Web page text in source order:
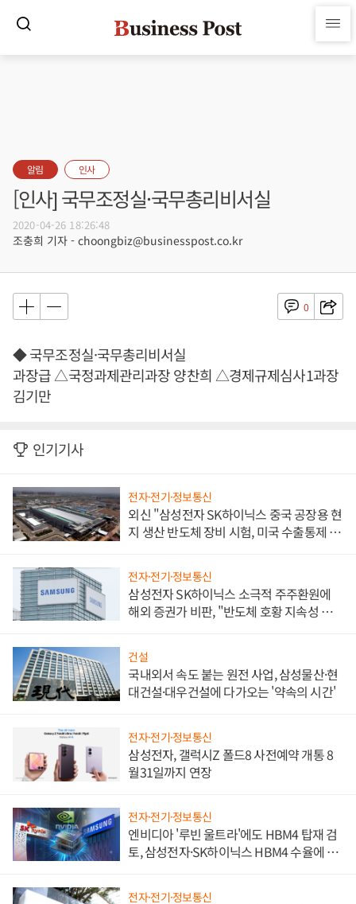
알림 인사
[인사] 국무조정실·국무총리비서실
2020-04-26 18:26:48
조충희 기자 - choongbiz@businesspost.co.kr
0
◆ 국무조정실·국무총리비서실
과장급 △국정과제관리과장 양찬희 △경제규제심사1과장
김기만
인기기사
전자·전기·정보통신
외신 "삼성전자 SK하이닉스 중국 공장용 현
지 생산 반도체 장비 시험, 미국 수출통제 대
전자·전기·정보통신
삼성전자 SK하이닉스 소극적 주주환원에
해외 증권가 비판, "반도체 호황 지속성 의
건설
국내외서 속도 붙는 원전 사업, 삼성물산·현
대건설·대우건설에 다가오는 '약속의 시간'
전자·전기·정보통신
삼성전자, 갤럭시Z 폴드8 사전예약 개통 8
월31일까지 연장
전자·전기·정보통신
엔비디아 '루빈 울트라'에도 HBM4 탑재 검
토, 삼성전자·SK하이닉스 HBM4 수율에 주
전자·전기·정보통신